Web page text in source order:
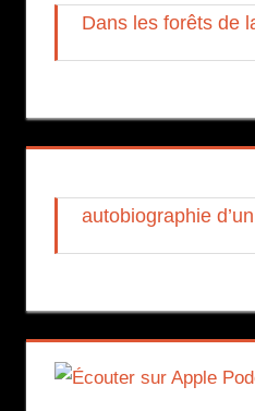
Dans les forêts de
autobiographie